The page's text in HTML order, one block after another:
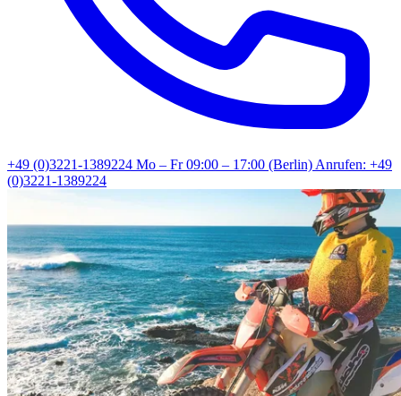
+49 (0)3221-1389224 Mo – Fr 09:00 – 17:00 (Berlin)Anrufen: +49
(0)3221-1389224